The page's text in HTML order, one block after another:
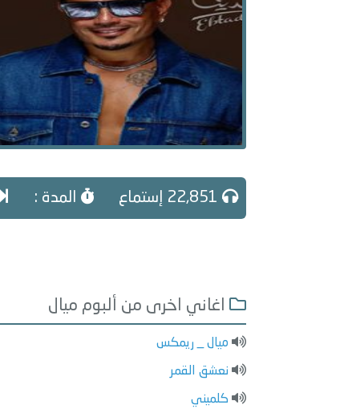
المدة :
اغاني اخرى من ألبوم ميال
ميال _ ريمكس
نعشق القمر
كلميني